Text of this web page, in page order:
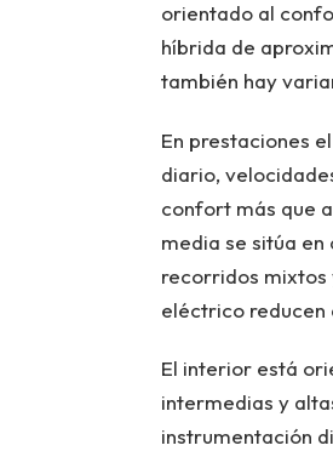
orientado al
híbrida de
también hay
En prestaciones
diario,
confort más que
media se sitúa
recorridos mixtos
eléctrico reducen
El interior está
intermedias y
instrumentación